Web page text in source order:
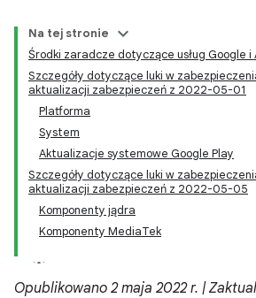
Na tej stronie
Środki zaradcze dotyczące usług Google i
Szczegóły dotyczące luki w
aktualizacji zabezpieczeń z 2022-05-01
Platforma
System
Aktualizacje systemowe Google Play
Szczegóły dotyczące luki w
aktualizacji zabezpieczeń z 2022-05-05
Komponenty jądra
Komponenty MediaTek
Opublikowano 2 maja 2022 r. |